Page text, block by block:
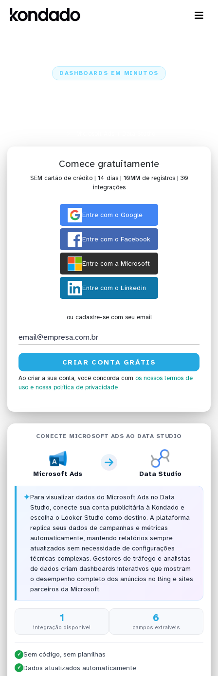
DASHBOARDS EM MINUTOS
Comece gratuitamente
SEM cartão de crédito | 14 dias | 10MM de registros | 30
integrações
Entre com o Google
Entre com o Facebook
Entre com a Microsoft
Entre com o Linkedin
ou cadastre-se com seu email
Ao criar a sua conta, você concorda com os nossos termos de
uso e nossa política de privacidade
CONECTE MICROSOFT ADS AO DATA STUDIO
Microsoft Ads Data Studio
✦Para visualizar dados do Microsoft Ads no Data
Studio, conecte sua conta publicitária à Kondado e
escolha o Looker Studio como destino. A plataforma
replica seus dados de campanhas e métricas
automaticamente, mantendo relatórios sempre
atualizados sem necessidade de configurações
técnicas complexas. Gestores de tráfego e analistas
de dados criam dashboards interativos que mostram
o desempenho completo dos anúncios no Bing e sites
parceiros da Microsoft.
1
integração disponível
6
campos extraíveis
✓ Sem código, sem planilhas
✓ Dados atualizados automaticamente